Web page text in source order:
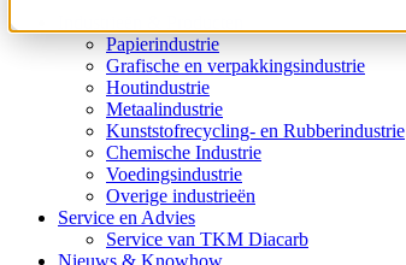
Papierindustrie
Grafische en verpakkingsindustrie
Houtindustrie
Metaalindustrie
Kunststofrecycling- en Rubberindustrie
Chemische Industrie
Voedingsindustrie
Overige industrieën
Service en Advies
Service van TKM Diacarb
Nieuws & Knowhow